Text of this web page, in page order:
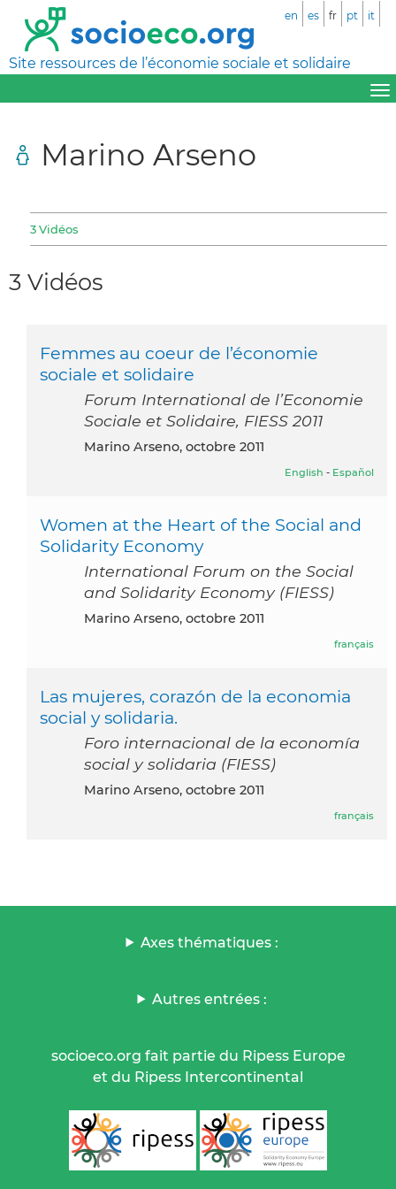
Site ressources de l’économie sociale et solidaire
en es fr pt it
Marino Arseno
3 Vidéos
3 Vidéos
Femmes au coeur de l’économie
sociale et solidaire
Forum International de l’Economie
Sociale et Solidaire, FIESS 2011
Marino Arseno, octobre 2011
English - Español
Women at the Heart of the Social and
Solidarity Economy
International Forum on the Social
and Solidarity Economy (FIESS)
Marino Arseno, octobre 2011
français
Las mujeres, corazón de la economia
social y solidaria.
Foro internacional de la economía
social y solidaria (FIESS)
Marino Arseno, octobre 2011
français
Axes thématiques :
Autres entrées :
socioeco.org fait partie du Ripess Europe
et du Ripess Intercontinental